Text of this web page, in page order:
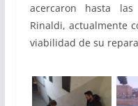
acercaron hasta
Rinaldi, actualmente
viabilidad de su